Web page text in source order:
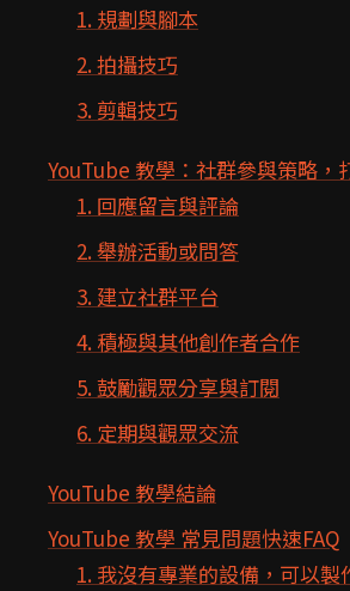
1. 規劃與腳本
2. 拍攝技巧
3. 剪輯技巧
YouTube 教學：社群參與策略，
1. 回應留言與評論
2. 舉辦活動或問答
3. 建立社群平台
4. 積極與其他創作者合作
5. 鼓勵觀眾分享與訂閱
6. 定期與觀眾交流
YouTube 教學結論
YouTube 教學 常見問題快速FAQ
1. 我沒有專業的設備，可以製